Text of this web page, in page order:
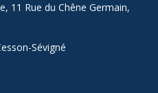
11 Rue du Chêne Germain,
Sévigné